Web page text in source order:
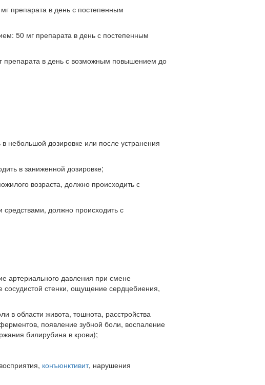
препарата в день с постепенным
50 мг препарата в день с постепенным
препарата в день с возможным повышением до
небольшой дозировке или после устранения
в заниженной дозировке;
возраста, должно происходить с
должно происходить с
артериального давления при смене
стенки, ощущение сердцебиения,
в области живота, тошнота, расстройства
появление зубной боли, воспаление
билирубина в крови);
конъюнктивит, нарушения